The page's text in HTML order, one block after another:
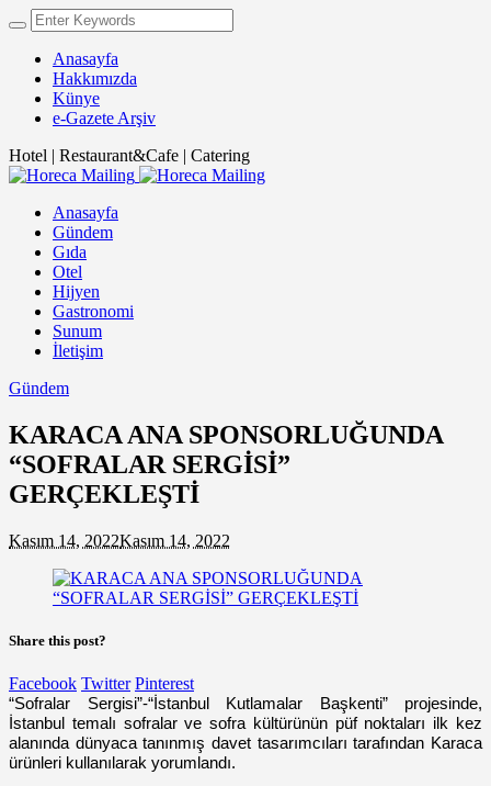
Anasayfa
Hakkımızda
Künye
e-Gazete Arşiv
Hotel | Restaurant&Cafe | Catering
Anasayfa
Gündem
Gıda
Otel
Hijyen
Gastronomi
Sunum
İletişim
Gündem
KARACA ANA SPONSORLUĞUNDA
“SOFRALAR SERGİSİ”
GERÇEKLEŞTİ
Kasım 14, 2022Kasım 14, 2022
Share this post?
Facebook Twitter Pinterest
“Sofralar Sergisi”-“İstanbul Kutlamalar Başkenti” projesinde,
İstanbul temalı sofralar ve sofra kültürünün püf noktaları ilk kez
alanında dünyaca tanınmış davet tasarımcıları tarafından Karaca
ürünleri kullanılarak yorumlandı.